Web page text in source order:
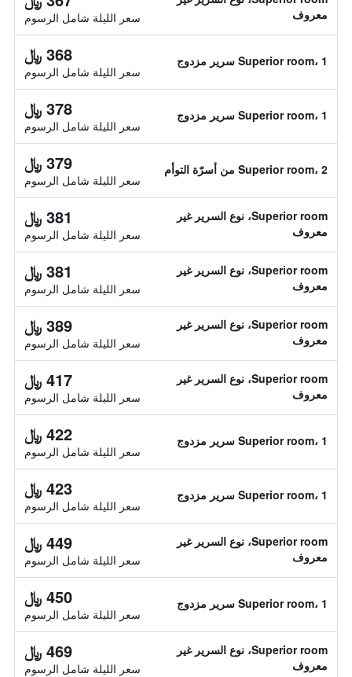
معروف
سعر الليلة شامل الرسوم
Superior room، 1 سرير مزدوج 368 ﷼
سعر الليلة شامل الرسوم
Superior room، 1 سرير مزدوج 378 ﷼
سعر الليلة شامل الرسوم
Superior room، 2 من أسرّة التوأم 379 ﷼
سعر الليلة شامل الرسوم
Superior room، نوع السرير غير
معروف
381 ﷼
سعر الليلة شامل الرسوم
Superior room، نوع السرير غير
معروف
381 ﷼
سعر الليلة شامل الرسوم
Superior room، نوع السرير غير
معروف
389 ﷼
سعر الليلة شامل الرسوم
Superior room، نوع السرير غير
معروف
417 ﷼
سعر الليلة شامل الرسوم
Superior room، 1 سرير مزدوج 422 ﷼
سعر الليلة شامل الرسوم
Superior room، 1 سرير مزدوج 423 ﷼
سعر الليلة شامل الرسوم
Superior room، نوع السرير غير
معروف
449 ﷼
سعر الليلة شامل الرسوم
Superior room، 1 سرير مزدوج 450 ﷼
سعر الليلة شامل الرسوم
Superior room، نوع السرير غير
معروف
469 ﷼
سعر الليلة شامل الرسوم